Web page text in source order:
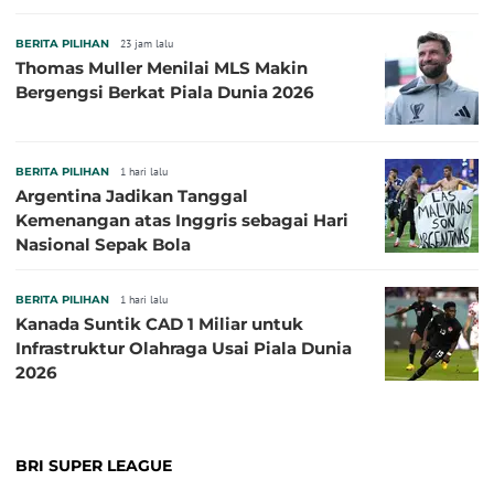
BERITA PILIHAN 23 jam lalu
Thomas Muller Menilai MLS Makin
Bergengsi Berkat Piala Dunia 2026
BERITA PILIHAN 1 hari lalu
Argentina Jadikan Tanggal
Kemenangan atas Inggris sebagai Hari
Nasional Sepak Bola
BERITA PILIHAN 1 hari lalu
Kanada Suntik CAD 1 Miliar untuk
Infrastruktur Olahraga Usai Piala Dunia
2026
BRI SUPER LEAGUE